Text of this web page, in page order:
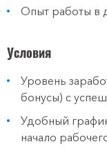
Опыт работы в
Условия
Уровень
бонусы) с
Удобный
начало